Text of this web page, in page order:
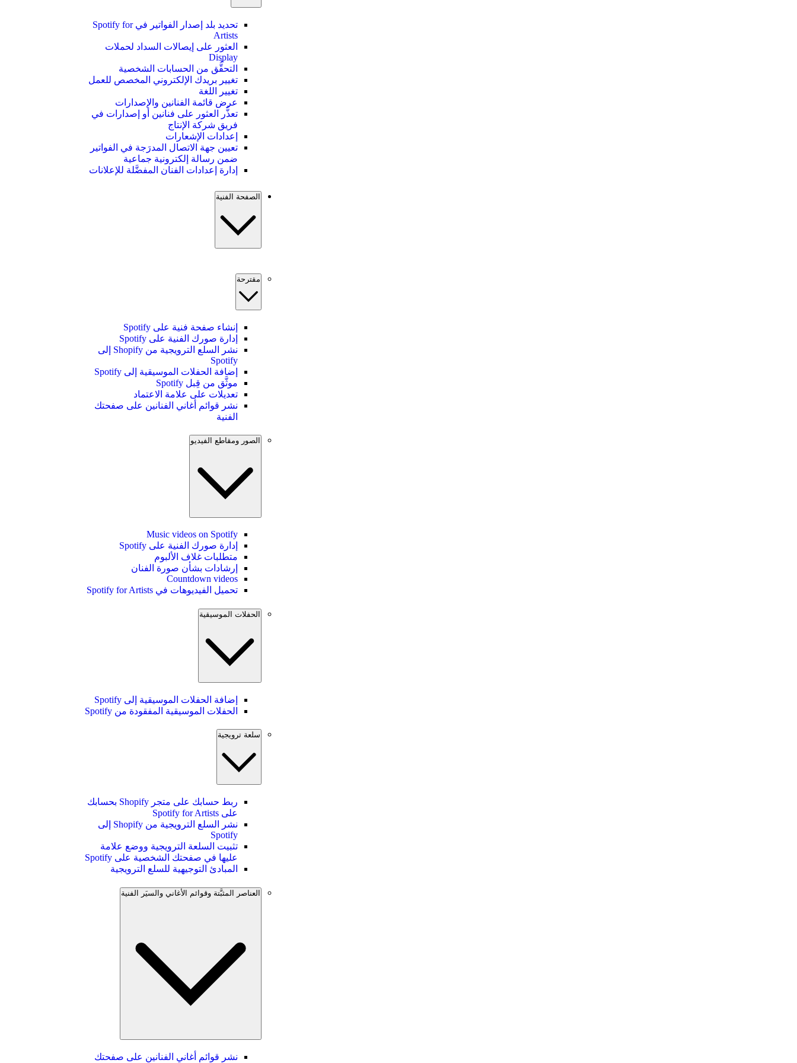
تحديد بلد إصدار الفواتير في Spotify for
Artists
العثور على إيصالات السداد لحملات
Display
التحقُّق من الحسابات الشخصية
تغيير بريدك الإلكتروني المخصص للعمل
تغيير اللغة
عرض قائمة الفنانين والإصدارات
تعذُّر العثور على فنانين أو إصدارات في
فريق شركة الإنتاج
إعدادات الإشعارات
تعيين جهة الاتصال المدرَجة في الفواتير
ضمن رسالة إلكترونية جماعية
إدارة إعدادات الفنان المفضَّلة للإعلانات
الصفحة الفنية
مقترحة
إنشاء صفحة فنية على Spotify
إدارة صورك الفنية على Spotify
نشر السلع الترويجية من Shopify إلى
Spotify
إضافة الحفلات الموسيقية إلى Spotify
موثَّق من قِبل Spotify
تعديلات على علامة الاعتماد
نشر قوائم أغاني الفنانين على صفحتك
الفنية
الصور ومقاطع الفيديو
Music videos on Spotify
إدارة صورك الفنية على Spotify
متطلبات غلاف الألبوم
إرشادات بشأن صورة الفنان
Countdown videos
تحميل الفيديوهات في Spotify for Artists
الحفلات الموسيقية
إضافة الحفلات الموسيقية إلى Spotify
الحفلات الموسيقية المفقودة من Spotify
سلعة ترويجية
ربط حسابك على متجر Shopify بحسابك
على Spotify for Artists
نشر السلع الترويجية من Shopify إلى
Spotify
تثبيت السلعة الترويجية ووضع علامة
عليها في صفحتك الشخصية على Spotify
المبادئ التوجيهية للسلع الترويجية
العناصر المثبَّتة وقوائم الأغاني والسيَر الفنية
نشر قوائم أغاني الفنانين على صفحتك